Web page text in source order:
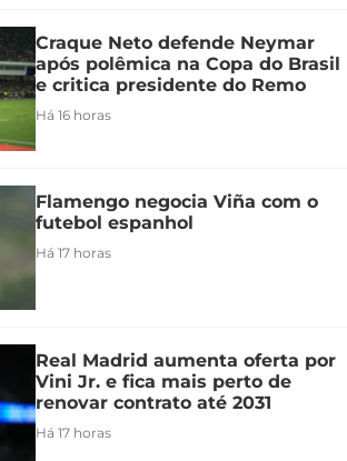
Craque Neto defende Neymar
após polêmica na Copa do Brasil
e critica presidente do Remo
Há 16 horas
Flamengo negocia Viña com o
futebol espanhol
Há 17 horas
Real Madrid aumenta oferta por
Vini Jr. e fica mais perto de
renovar contrato até 2031
Há 17 horas